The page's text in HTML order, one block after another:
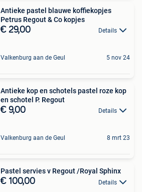
Antieke pastel blauwe koffiekopjes
Petrus Regout & Co kopjes
€ 29,00 Details
Valkenburg aan de Geul 5 nov 24
Antieke kop en schotels pastel roze kop
en schotel P. Regout
€ 9,00 Details
Valkenburg aan de Geul 8 mrt 23
Pastel servies v Regout /Royal Sphinx
€ 100,00 Details